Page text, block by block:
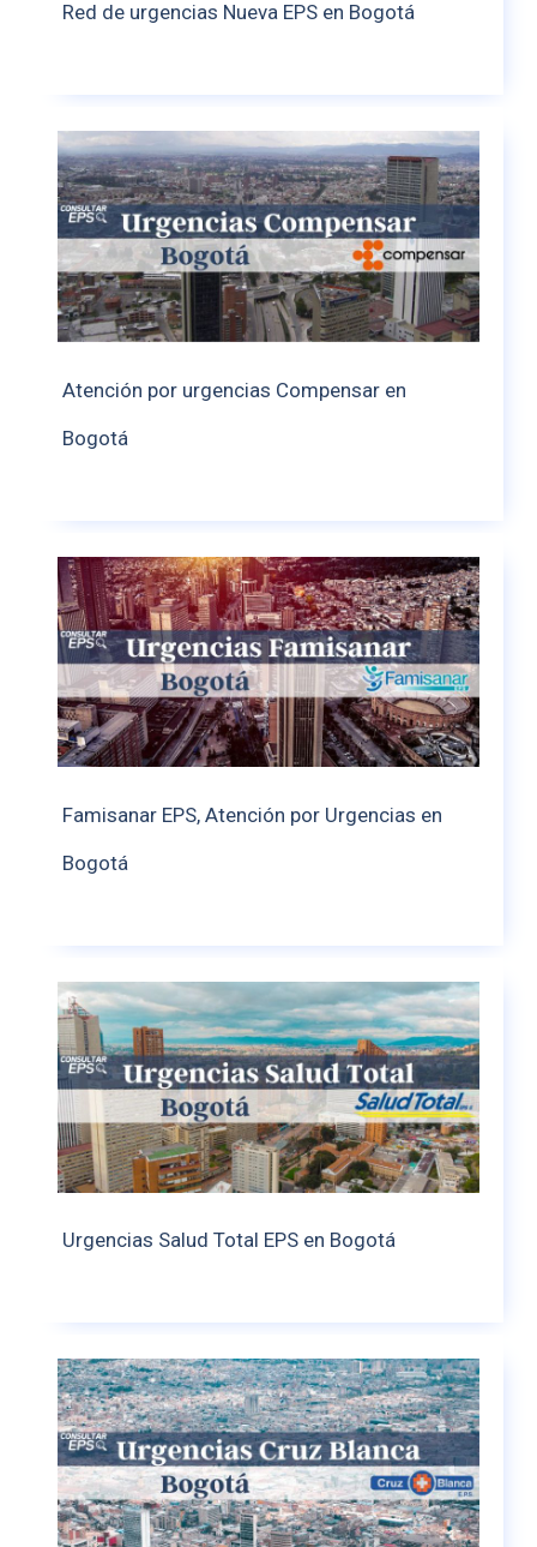
Red de urgencias Nueva EPS en Bogotá
Atención por urgencias Compensar en
Bogotá
Famisanar EPS, Atención por Urgencias en
Bogotá
Urgencias Salud Total EPS en Bogotá